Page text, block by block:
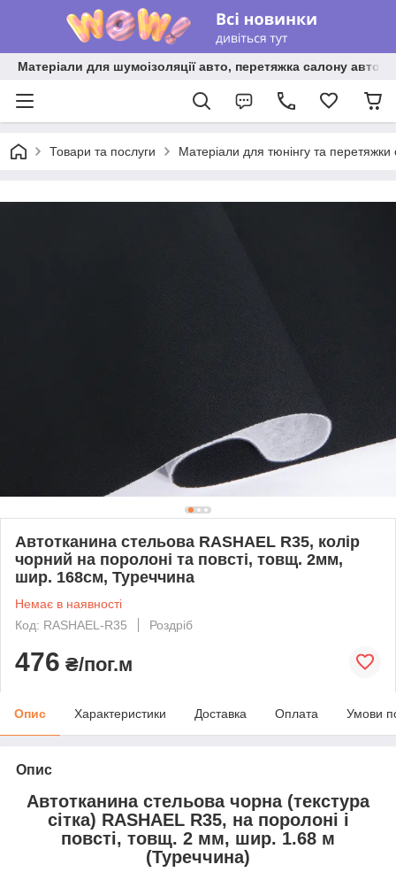
Матеріали для шумоізоляції авто, перетяжка салону авто
Товари та послуги Матеріали для тюнінгу та
Автотканина стельова RASHAEL R35, колір
чорний на поролоні та повсті, товщ. 2мм,
шир. 168см, Туреччина
Немає в наявності
Код: RASHAEL-R35
Роздріб
476 ₴/пог.м
Опис Характеристики Доставка Оплата Умови
Опис
Автотканина стельова чорна (текстура
сітка) RASHAEL R35, на поролоні і
повсті, товщ. 2 мм, шир. 1.68 м
(Туреччина)